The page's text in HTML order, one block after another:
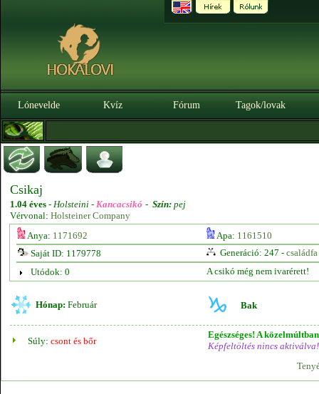
Lónevelde Kvíz Fórum Tagok/lovak
Csikaj
1.04 éves - Holsteini - Kancacsikó - Szín: pej
Vérvonal: Holsteiner Company
Anya: 1171692 Apa: 1161510
Saját ID: 1179778
Generáció: 247 - családfa
Utódok: 0
A csikó még nem ivarérett!
Hónap: Február Bak
Súly: csont és bőr
Egészséges! A
Képfeltöltés nincs aktiválva!